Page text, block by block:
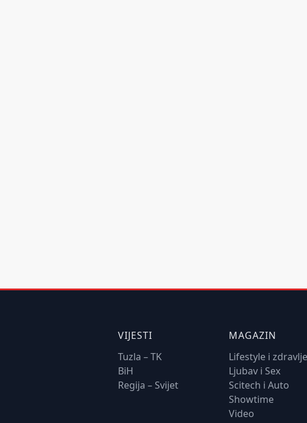
VIJESTI
Tuzla – TK
BiH
Regija – Svijet
MAGAZIN
Lifestyle i zdravlje
Ljubav i Sex
Scitech i Auto
Showtime
Video